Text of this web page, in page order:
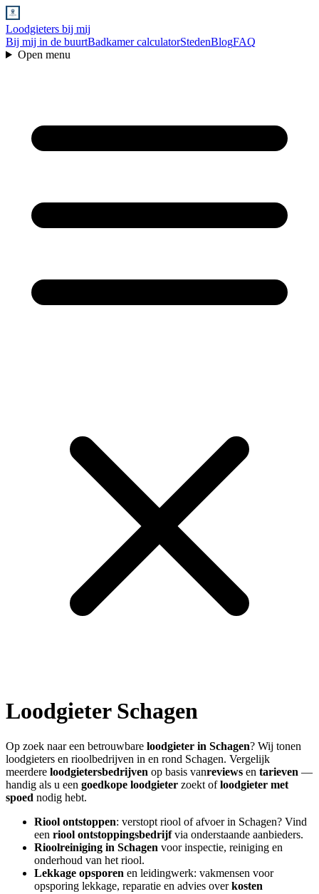
Loodgieters bij mij
Bij mij in de buurtBadkamer calculatorStedenBlogFAQ
Open menu
Loodgieter Schagen
Op zoek naar een betrouwbare loodgieter in Schagen? Wij tonen
loodgieters en rioolbedrijven in en rond Schagen. Vergelijk
meerdere loodgietersbedrijven op basis vanreviews en tarieven —
handig als u een goedkope loodgieter zoekt ofloodgieter met
spoed nodig hebt.
Riool ontstoppen: verstopt riool of afvoer in Schagen? Vind
een riool ontstoppingsbedrijfvia onderstaande aanbieders.
Rioolreiniging in Schagen voor inspectie, reiniging en
onderhoud van het riool.
Lekkage opsporen en leidingwerk: vakmensen voor
opsporing lekkage, reparatie en advies overkosten